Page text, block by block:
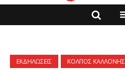
ΕΚΔΗΛΩΣΕΙΣ ΚΟΛΠΟΣ ΚΑΛΛΟΝΗΣ